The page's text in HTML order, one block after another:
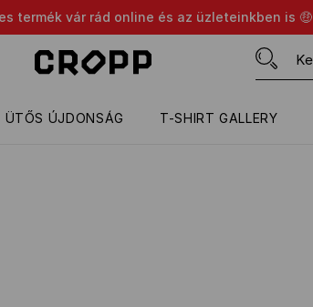
termék vár rád online és az üzleteinkben is 🤑
ÜTŐS ÚJDONSÁG T-SHIRT GALLERY